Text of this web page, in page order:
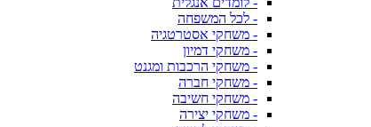
- לכל המשפחה
- משחקי אסטרטגיה
- משחקי דמיון
- משחקי הרכבות ומגנט
- משחקי חברה
- משחקי חשיבה
- משחקי יצירה